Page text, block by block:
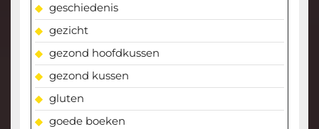
geschiedenis
gezicht
gezond hoofdkussen
gezond kussen
gluten
goede boeken